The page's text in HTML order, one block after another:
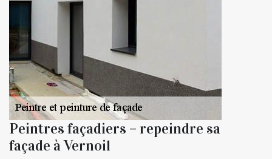
Peintres façadiers – repeindre sa
façade à Vernoil